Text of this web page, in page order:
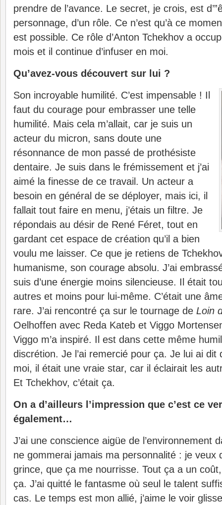
prendre de l’avance. Le secret, je crois, est
personnage, d’un rôle. Ce n’est qu’à ce
est possible. Ce rôle d’Anton Tchekhov a
mois et il continue d’infuser en moi.
Qu’avez-vous découvert sur lui ?
Son incroyable humilité. C’est impensable ! Il
faut du courage pour embrasser une telle
humilité. Mais cela m’allait, car je suis un
acteur du micron, sans doute une
résonnance de mon passé de prothésiste
dentaire. Je suis dans le frémissement et j’ai
aimé la finesse de ce travail. Un acteur a
besoin en général de se déployer, mais ici, il
fallait tout faire en menu, j’étais un filtre. Je
répondais au désir de René Féret, tout en
gardant cet espace de création qu’il a bien
voulu me laisser. Ce que je retiens de
humanisme, son courage absolu. J’ai
suis d’une énergie moins silencieuse. Il était
autres et moins pour lui-même. C’était une
rare. J’ai rencontré ça sur le tournage de Loin
Oelhoffen avec Reda Kateb et Viggo
Viggo m’a inspiré. Il est dans cette même
discrétion. Je l’ai remercié pour ça. Je lui ai dit
moi, il était une vraie star, car il éclairait les
Et Tchekhov, c’était ça.
On a d’ailleurs l’impression que c’est ce
également…
J’ai une conscience aigüe de l’environnement
ne gommerai jamais ma personnalité : je veux
grince, que ça me nourrisse. Tout ça a un
ça. J’ai quitté le fantasme où seul le talent
cas. Le temps est mon allié, j’aime le voir